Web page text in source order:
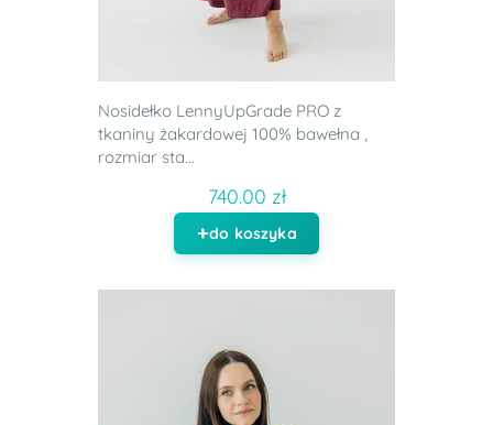
Nosidełko LennyUpGrade PRO z
tkaniny żakardowej 100% bawełna ,
rozmiar sta...
740.00 zł
do koszyka